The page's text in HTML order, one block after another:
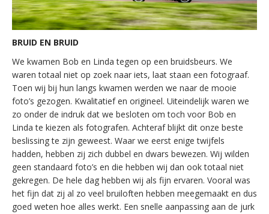
BRUID EN BRUID
We kwamen Bob en Linda tegen op een bruidsbeurs. We
waren totaal niet op zoek naar iets, laat staan een fotograaf.
Toen wij bij hun langs kwamen werden we naar de mooie
foto’s gezogen. Kwalitatief en origineel. Uiteindelijk waren we
zo onder de indruk dat we besloten om toch voor Bob en
Linda te kiezen als fotografen. Achteraf blijkt dit onze beste
beslissing te zijn geweest. Waar we eerst enige twijfels
hadden, hebben zij zich dubbel en dwars bewezen. Wij wilden
geen standaard foto’s en die hebben wij dan ook totaal niet
gekregen. De hele dag hebben wij als fijn ervaren. Vooral was
het fijn dat zij al zo veel bruiloften hebben meegemaakt en dus
goed weten hoe alles werkt. Een snelle aanpassing aan de jurk